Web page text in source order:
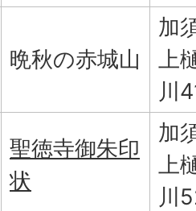
晩秋の赤城山
加
上
川
聖徳寺御朱印
状
加
上
川